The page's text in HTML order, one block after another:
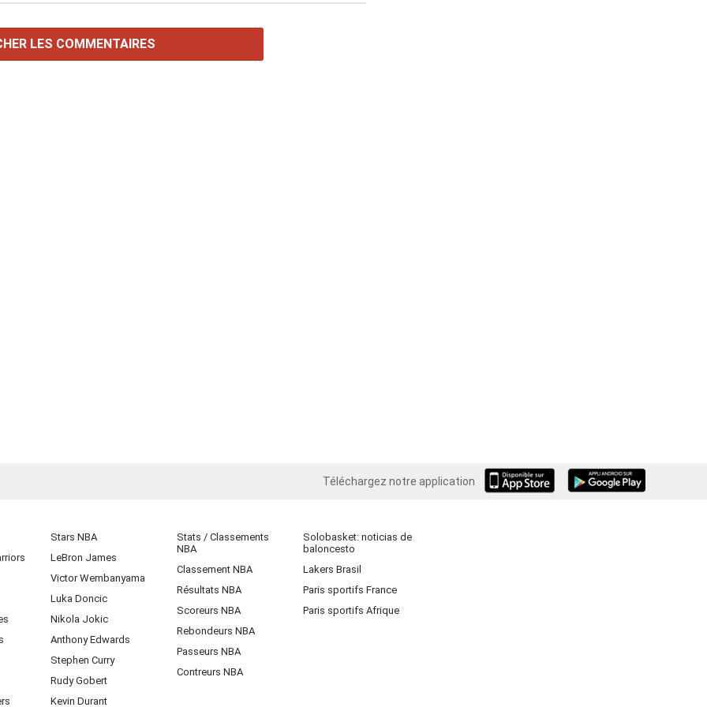
LES COMMENTAIRES
Téléchargez notre application
iOS Android
Stars NBA
LeBron James
Victor Wembanyama
Luka Doncic
Nikola Jokic
Anthony Edwards
Stephen Curry
Rudy Gobert
Kevin Durant
Stats / Classements
NBA
Classement NBA
Résultats NBA
Scoreurs NBA
Rebondeurs NBA
Passeurs NBA
Contreurs NBA
Solobasket: noticias de
baloncesto
Lakers Brasil
Paris sportifs France
Paris sportifs Afrique